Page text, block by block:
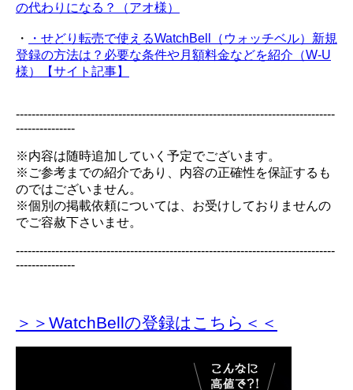
の代わりになる？（アオ様）
・
・せどり転売で使えるWatchBell（ウォッチベル）新規
登録の方法は？必要な条件や月額料金などを紹介（W-U
様）【サイト記事】
---------------------------------------------------------------------------------
---------------
※内容は随時追加していく予定でございます。
※ご参考までの紹介であり、内容の正確性を保証するも
のではございません。
※個別の掲載依頼については、お受けしておりませんの
でご容赦下さいませ。
---------------------------------------------------------------------------------
---------------
＞＞WatchBellの登録はこちら＜＜